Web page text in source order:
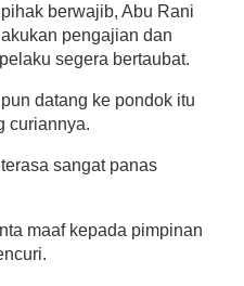
berwajib, Abu Rani
pengajian dan
segera bertaubat.
datang ke pondok itu
curiannya.
sangat panas
maaf kepada pimpinan